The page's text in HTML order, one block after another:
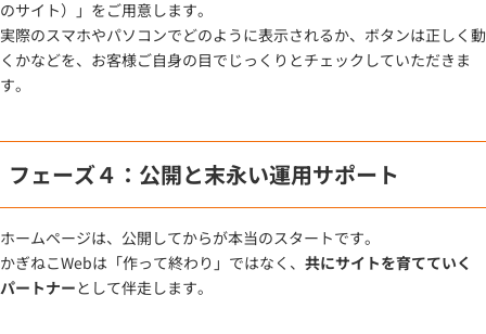
のサイト）」をご用意します。
実際のスマホやパソコンでどのように表示されるか、ボタンは正しく動
くかなどを、お客様ご自身の目でじっくりとチェックしていただきま
す。
フェーズ４：公開と末永い運用サポート
ホームページは、公開してからが本当のスタートです。
かぎねこWebは「作って終わり」ではなく、 共にサイトを育てていく
パートナーとして伴走します。